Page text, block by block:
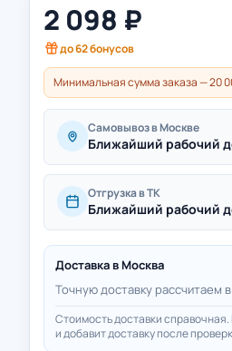
2 098 ₽
до62бонусов
Минимальная сумма заказа — 20
Самовывоз в Москве
Ближайший рабочий
Отгрузка в ТК
Ближайший рабочий
Доставка в Москва
Точную доставку рассчитаем
Стоимость доставки
и добавит доставку после